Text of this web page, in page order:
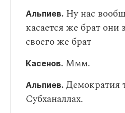
Альпиев. Ну нас
касается же брат они
своего же брат
Касенов. Ммм.
Альпиев. Демократия
Субханаллах.